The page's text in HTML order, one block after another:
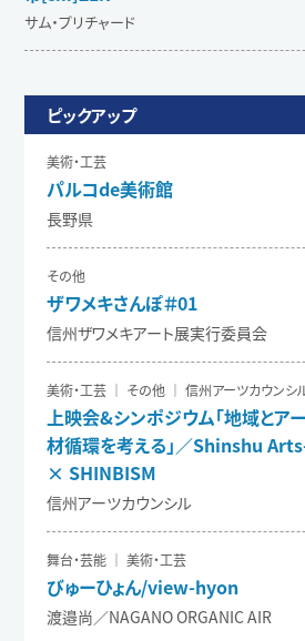
サム・プリチャード
ピックアップ
美術・工芸
パルコde美術館
長野県
その他
ザワメキさんぽ＃01
信州ザワメキアート展実行委員会
美術・工芸 ｜ その他 ｜ 信州アーツカウンシ
上映会&シンポジウム「地域とア
材循環を考える」／Shinshu
× SHINBISM
信州アーツカウンシル
舞台・芸能 ｜ 美術・工芸
びゅーひょん/view-hyon
渡邉尚／NAGANO ORGANIC AIR